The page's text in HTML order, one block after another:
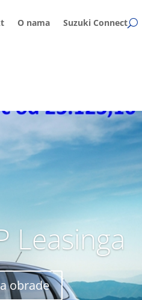
O nama Suzuki Connect
Leasinga
obrade